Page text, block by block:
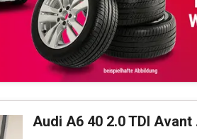
Audi A6 40 2.0 TDI Avant quattro basis (EURO 6d)